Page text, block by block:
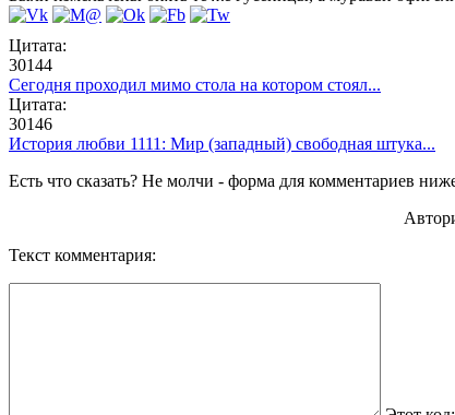
Цитата:
30144
Сегодня проходил мимо стола на котором стоял...
Цитата:
30146
История любви 1111: Мир (западный) свободная штука...
Есть что сказать? Не молчи - форма для комментариев
Текст комментария: